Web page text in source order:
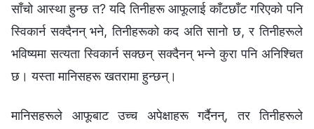
साँचो आस्था हुन्छ त? यदि तिनीहरू आफूलाई काँटछाँट गरिएको पनि
स्विकार्न सक्दैनन् भने, तिनीहरूको कद अति सानो छ, र तिनीहरूले
भविष्यमा सत्यता स्विकार्न सक्छन् सक्दैनन् भन्‍ने कुरा पनि अनिश्चित
छ। यस्ता मानिसहरू खतरामा हुन्छन्।
मानिसहरूले आफूबाट उच्‍च अपेक्षाहरू गर्दैनन्, तर तिनीहरूले